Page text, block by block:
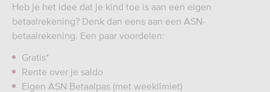
Heb je het idee dat je kind toe is aan een eigen
betaalrekening? Denk dan eens aan een ASN-
betaalrekening. Een paar voordelen:
Gratis*
Rente over je saldo
Eigen ASN Betaalpas (met weeklimiet)